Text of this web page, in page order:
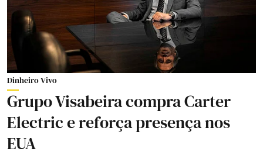
Dinheiro Vivo
Grupo Visabeira compra Carter
Electric e reforça presença nos
EUA